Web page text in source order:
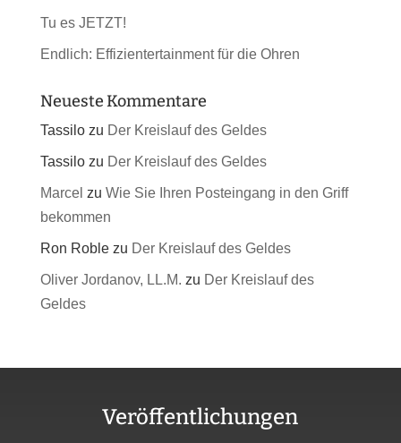
Tu es JETZT!
Endlich: Effizientertainment für die Ohren
Neueste Kommentare
Tassilozu Der Kreislauf des Geldes
Tassilozu Der Kreislauf des Geldes
Marcel zu Wie Sie Ihren Posteingang in den Griff
bekommen
Ron Roblezu Der Kreislauf des Geldes
Oliver Jordanov, LL.M. zu Der Kreislauf des
Geldes
Veröffentlichungen